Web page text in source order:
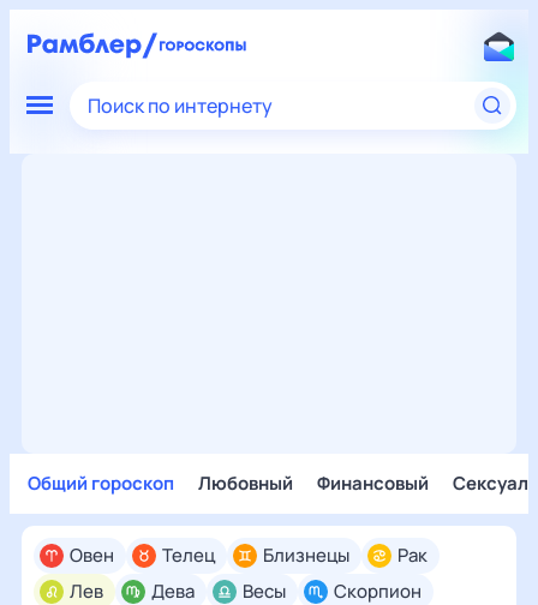
Поиск по интернету
Общий гороскоп Любовный Финансовый
Овен Телец Близнецы
Рак
Лев
Дева Весы
Скорпион